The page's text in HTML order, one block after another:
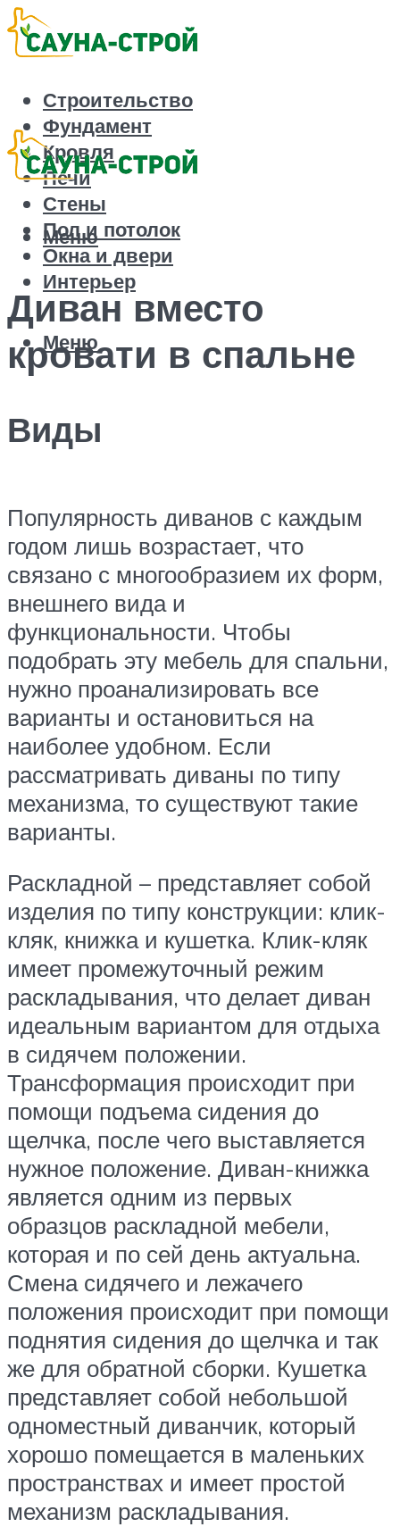
Строительство
Фундамент
Кровля
Печи
Стены
Пол и потолок
Окна и двери
Интерьер
Меню
Меню
Диван вместо
кровати в спальне
Виды
Популярность диванов с каждым
годом лишь возрастает, что
связано с многообразием их форм,
внешнего вида и
функциональности. Чтобы
подобрать эту мебель для спальни,
нужно проанализировать все
варианты и остановиться на
наиболее удобном. Если
рассматривать диваны по типу
механизма, то существуют такие
варианты.
Раскладной – представляет собой
изделия по типу конструкции: клик-
кляк, книжка и кушетка. Клик-кляк
имеет промежуточный режим
раскладывания, что делает диван
идеальным вариантом для отдыха
в сидячем положении.
Трансформация происходит при
помощи подъема сидения до
щелчка, после чего выставляется
нужное положение. Диван-книжка
является одним из первых
образцов раскладной мебели,
которая и по сей день актуальна.
Смена сидячего и лежачего
положения происходит при помощи
поднятия сидения до щелчка и так
же для обратной сборки. Кушетка
представляет собой небольшой
одноместный диванчик, который
хорошо помещается в маленьких
пространствах и имеет простой
механизм раскладывания.